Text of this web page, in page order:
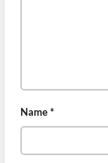
Name*